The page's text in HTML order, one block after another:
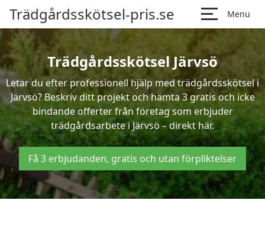
Trädgårdsskötsel-pris.se Menu
Trädgårdsskötsel Järvsö
Letar du efter professionell hjälp med trädgårdsskötsel i
Järvsö? Beskriv ditt projekt och hämta 3 gratis och icke
bindande offerter från företag som erbjuder
trädgårdsarbete i Järvsö – direkt här.
Få 3 erbjudanden, gratis och utan förpliktelser